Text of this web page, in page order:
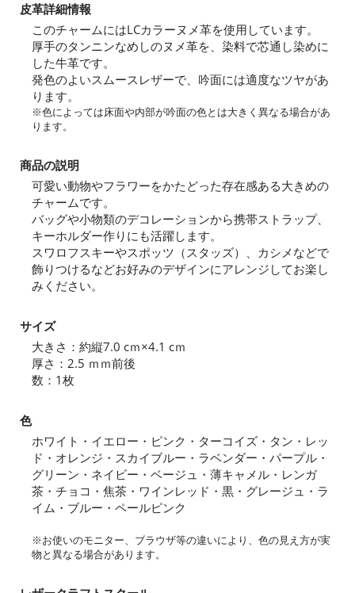
皮革詳細情報
このチャームにはLCカラーヌメ革を使用しています。
厚手のタンニンなめしのヌメ革を、染料で芯通し染めに
した牛革です。
発色のよいスムースレザーで、吟面には適度なツヤがあ
ります。
※色によっては床面や内部が吟面の色とは大きく異なる場合があ
ります。
商品の説明
可愛い動物やフラワーをかたどった存在感ある大きめの
チャームです。
バッグや小物類のデコレーションから携帯ストラップ、
キーホルダー作りにも活躍します。
スワロフスキーやスポッツ（スタッズ）、カシメなどで
飾りつけるなどお好みのデザインにアレンジしてお楽し
みください。
サイズ
大きさ：約縦7.0 cｍ×4.1 cｍ
厚さ：2.5 ｍｍ前後
数：1枚
色
ホワイト・イエロー・ピンク・ターコイズ・タン・レッ
ド・オレンジ・スカイブルー・ラベンダー・パープル・
グリーン・ネイビー・ベージュ・薄キャメル・レンガ
茶・チョコ・焦茶・ワインレッド・黒・グレージュ・ラ
イム・ブルー・ペールピンク
※お使いのモニター、ブラウザ等の違いにより、色の見え方が実
物と異なる場合があります。